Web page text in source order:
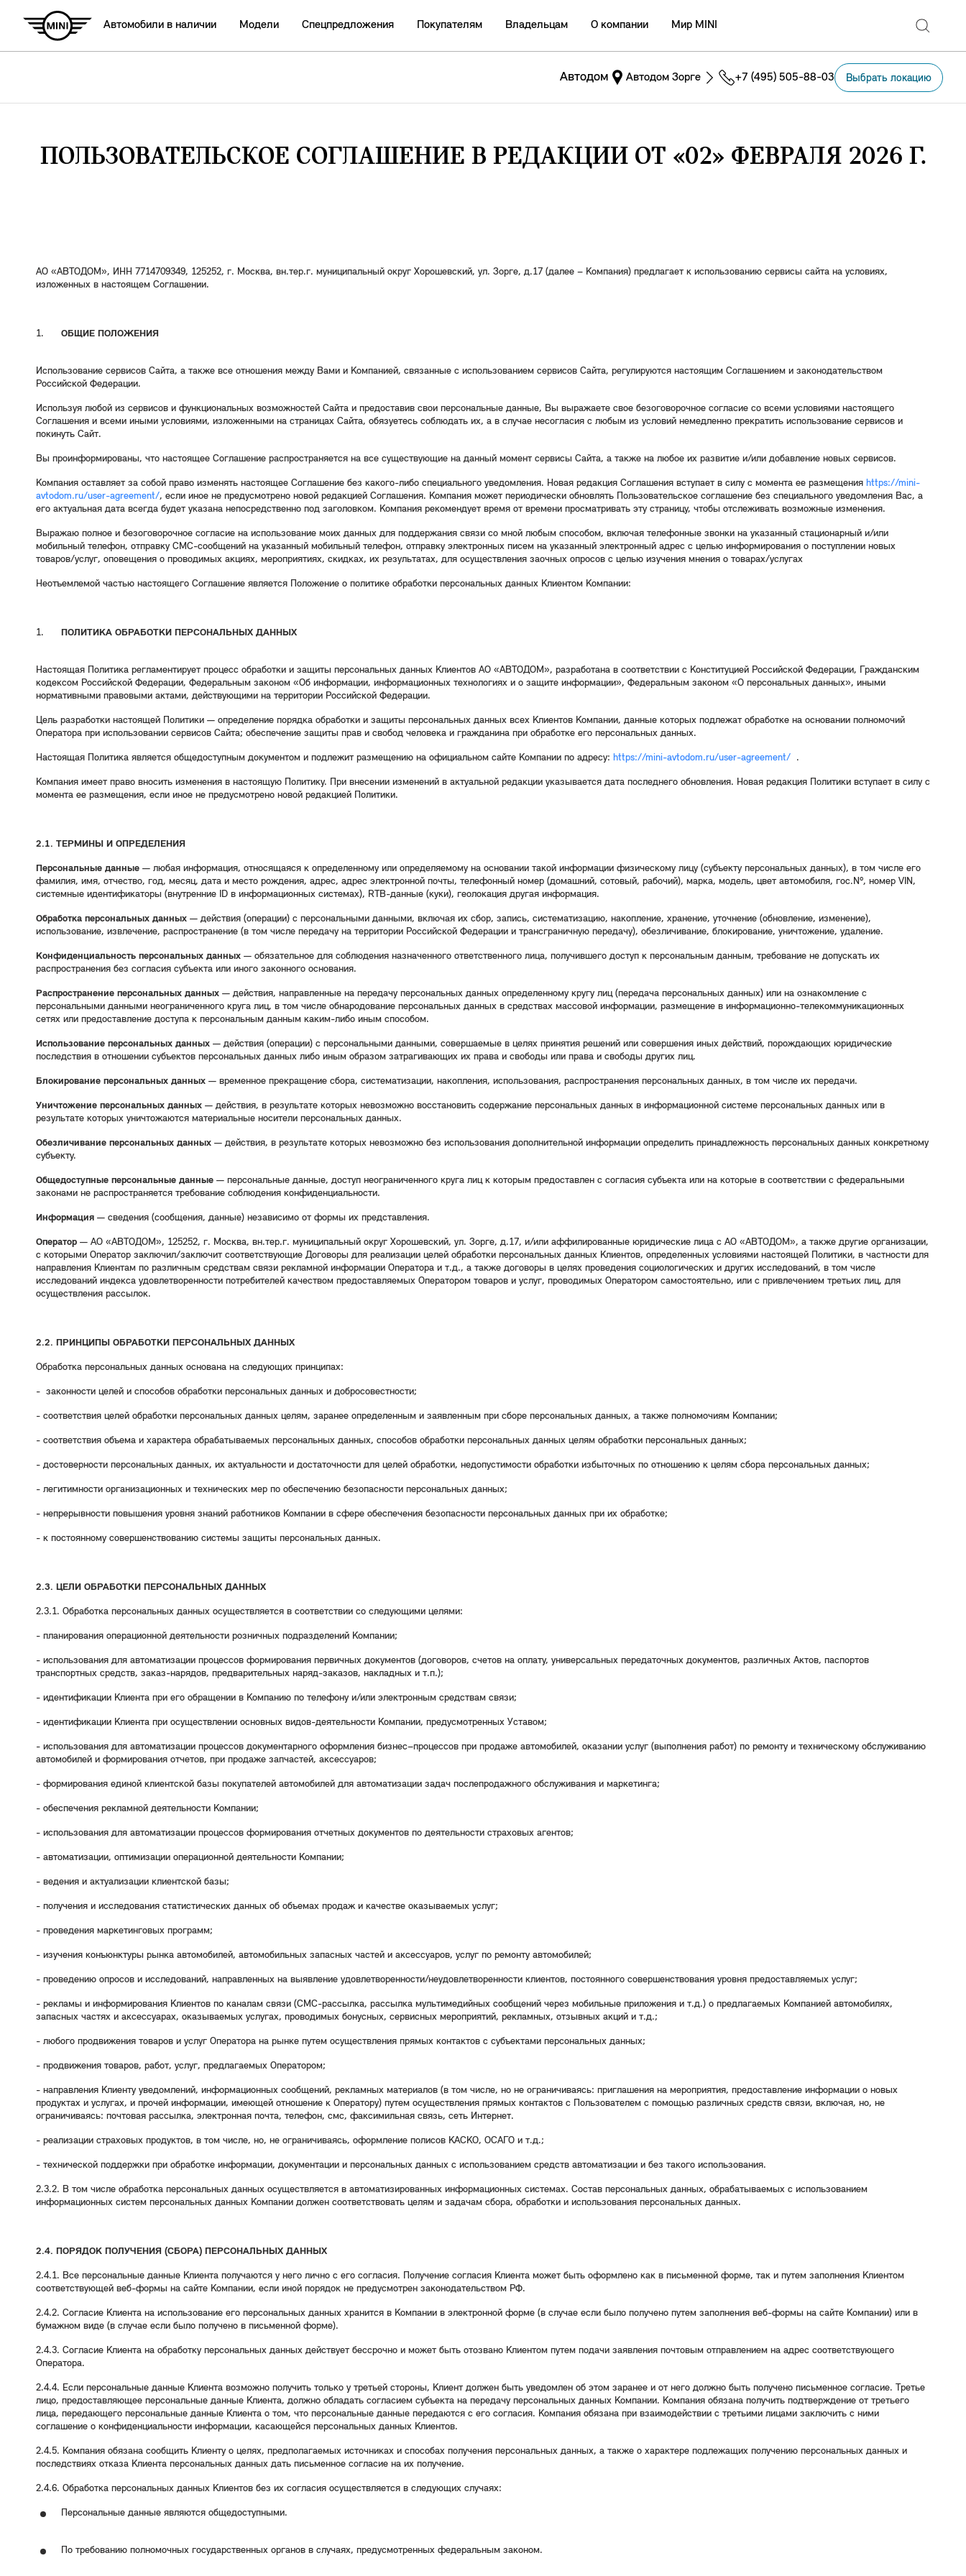
Автодом Выбрать локацию
Автодом Зорге +7 (495) 505-88-03
Автомобили в наличии Модели Спецпредложения Покупателям Владельцам О компании Мир MINI
ПОЛЬЗОВАТЕЛЬСКОЕ СОГЛАШЕНИЕ В РЕДАКЦИИ ОТ «02» ФЕВРАЛЯ 2026 Г.
АО «АВТОДОМ», ИНН 7714709349, 125252, г. Москва, вн.тер.г. муниципальный округ Хорошевский, ул. Зорге, д.17 (далее – Компания) предлагает к использованию сервисы сайта на условиях,
изложенных в настоящем Соглашении.
ОБЩИЕ ПОЛОЖЕНИЯ
Использование сервисов Сайта, а также все отношения между Вами и Компанией, связанные с использованием сервисов Сайта, регулируются настоящим Соглашением и законодательством
Российской Федерации.
Используя любой из сервисов и функциональных возможностей Сайта и предоставив свои персональные данные, Вы выражаете свое безоговорочное согласие со всеми условиями настоящего
Соглашения и всеми иными условиями, изложенными на страницах Сайта, обязуетесь соблюдать их, а в случае несогласия с любым из условий немедленно прекратить использование сервисов и
покинуть Сайт.
Вы проинформированы, что настоящее Соглашение распространяется на все существующие на данный момент сервисы Сайта, а также на любое их развитие и/или добавление новых сервисов.
Компания оставляет за собой право изменять настоящее Соглашение без какого-либо специального уведомления. Новая редакция Соглашения вступает в силу с момента ее размещения https://mini-
avtodom.ru/user-agreement/, если иное не предусмотрено новой редакцией Соглашения. Компания может периодически обновлять Пользовательское соглашение без специального уведомления Вас, а
его актуальная дата всегда будет указана непосредственно под заголовком. Компания рекомендует время от времени просматривать эту страницу, чтобы отслеживать возможные изменения.
Выражаю полное и безоговорочное согласие на использование моих данных для поддержания связи со мной любым способом, включая телефонные звонки на указанный стационарный и/или
мобильный телефон, отправку СМС-сообщений на указанный мобильный телефон, отправку электронных писем на указанный электронный адрес с целью информирования о поступлении новых
товаров/услуг, оповещения о проводимых акциях, мероприятиях, скидках, их результатах, для осуществления заочных опросов с целью изучения мнения о товарах/услугах
Неотъемлемой частью настоящего Соглашение является Положение о политике обработки персональных данных Клиентом Компании:
ПОЛИТИКА ОБРАБОТКИ ПЕРСОНАЛЬНЫХ ДАННЫХ
Настоящая Политика регламентирует процесс обработки и защиты персональных данных Клиентов АО «АВТОДОМ», разработана в соответствии с Конституцией Российской Федерации, Гражданским
кодексом Российской Федерации, Федеральным законом «Об информации, информационных технологиях и о защите информации», Федеральным законом «О персональных данных», иными
нормативными правовыми актами, действующими на территории Российской Федерации.
Цель разработки настоящей Политики — определение порядка обработки и защиты персональных данных всех Клиентов Компании, данные которых подлежат обработке на основании полномочий
Оператора при использовании сервисов Сайта; обеспечение защиты прав и свобод человека и гражданина при обработке его персональных данных.
Настоящая Политика является общедоступным документом и подлежит размещению на официальном сайте Компании по адресу: https://mini-avtodom.ru/user-agreement/ .
Компания имеет право вносить изменения в настоящую Политику. При внесении изменений в актуальной редакции указывается дата последнего обновления. Новая редакция Политики вступает в силу с
момента ее размещения, если иное не предусмотрено новой редакцией Политики.
2.1. ТЕРМИНЫ И ОПРЕДЕЛЕНИЯ
Персональные данные — любая информация, относящаяся к определенному или определяемому на основании такой информации физическому лицу (субъекту персональных данных), в том числе его
фамилия, имя, отчество, год, месяц, дата и место рождения, адрес, адрес электронной почты, телефонный номер (домашний, сотовый, рабочий), марка, модель, цвет автомобиля, гос.№, номер VIN,
системные идентификаторы (внутренние ID в информационных системах), RTB-данные (куки), геолокация другая информация.
Обработка персональных данных — действия (операции) с персональными данными, включая их сбор, запись, систематизацию, накопление, хранение, уточнение (обновление, изменение),
использование, извлечение, распространение (в том числе передачу на территории Российской Федерации и трансграничную передачу), обезличивание, блокирование, уничтожение, удаление.
Конфиденциальность персональных данных — обязательное для соблюдения назначенного ответственного лица, получившего доступ к персональным данным, требование не допускать их
распространения без согласия субъекта или иного законного основания.
Распространение персональных данных — действия, направленные на передачу персональных данных определенному кругу лиц (передача персональных данных) или на ознакомление с
персональными данными неограниченного круга лиц, в том числе обнародование персональных данных в средствах массовой информации, размещение в информационно-телекоммуникационных
сетях или предоставление доступа к персональным данным каким-либо иным способом.
Использование персональных данных — действия (операции) с персональными данными, совершаемые в целях принятия решений или совершения иных действий, порождающих юридические
последствия в отношении субъектов персональных данных либо иным образом затрагивающих их права и свободы или права и свободы других лиц.
Блокирование персональных данных — временное прекращение сбора, систематизации, накопления, использования, распространения персональных данных, в том числе их передачи.
Уничтожение персональных данных — действия, в результате которых невозможно восстановить содержание персональных данных в информационной системе персональных данных или в
результате которых уничтожаются материальные носители персональных данных.
Обезличивание персональных данных — действия, в результате которых невозможно без использования дополнительной информации определить принадлежность персональных данных конкретному
субъекту.
Общедоступные персональные данные — персональные данные, доступ неограниченного круга лиц к которым предоставлен с согласия субъекта или на которые в соответствии с федеральными
законами не распространяется требование соблюдения конфиденциальности.
Информация — сведения (сообщения, данные) независимо от формы их представления.
Оператор — АО «АВТОДОМ», 125252, г. Москва, вн.тер.г. муниципальный округ Хорошевский, ул. Зорге, д.17, и/или аффилированные юридические лица с АО «АВТОДОМ», а также другие организации,
с которыми Оператор заключил/заключит соответствующие Договоры для реализации целей обработки персональных данных Клиентов, определенных условиями настоящей Политики, в частности для
направления Клиентам по различным средствам связи рекламной информации Оператора и т.д., а также договоры в целях проведения социологических и других исследований, в том числе
исследований индекса удовлетворенности потребителей качеством предоставляемых Оператором товаров и услуг, проводимых Оператором самостоятельно, или с привлечением третьих лиц, для
осуществления рассылок.
2.2. ПРИНЦИПЫ ОБРАБОТКИ ПЕРСОНАЛЬНЫХ ДАННЫХ
Обработка персональных данных основана на следующих принципах:
- законности целей и способов обработки персональных данных и добросовестности;
- соответствия целей обработки персональных данных целям, заранее определенным и заявленным при сборе персональных данных, а также полномочиям Компании;
- соответствия объема и характера обрабатываемых персональных данных, способов обработки персональных данных целям обработки персональных данных;
- достоверности персональных данных, их актуальности и достаточности для целей обработки, недопустимости обработки избыточных по отношению к целям сбора персональных данных;
- легитимности организационных и технических мер по обеспечению безопасности персональных данных;
- непрерывности повышения уровня знаний работников Компании в сфере обеспечения безопасности персональных данных при их обработке;
- к постоянному совершенствованию системы защиты персональных данных.
2.3. ЦЕЛИ ОБРАБОТКИ ПЕРСОНАЛЬНЫХ ДАННЫХ
2.3.1. Обработка персональных данных осуществляется в соответствии со следующими целями:
- планирования операционной деятельности розничных подразделений Компании;
- использования для автоматизации процессов формирования первичных документов (договоров, счетов на оплату, универсальных передаточных документов, различных Актов, паспортов
транспортных средств, заказ-нарядов, предварительных наряд-заказов, накладных и т.п.);
- идентификации Клиента при его обращении в Компанию по телефону и/или электронным средствам связи;
- идентификации Клиента при осуществлении основных видов-деятельности Компании, предусмотренных Уставом;
- использования для автоматизации процессов документарного оформления бизнес–процессов при продаже автомобилей, оказании услуг (выполнения работ) по ремонту и техническому обслуживанию
автомобилей и формирования отчетов, при продаже запчастей, аксессуаров;
- формирования единой клиентской базы покупателей автомобилей для автоматизации задач послепродажного обслуживания и маркетинга;
- обеспечения рекламной деятельности Компании;
- использования для автоматизации процессов формирования отчетных документов по деятельности страховых агентов;
- автоматизации, оптимизации операционной деятельности Компании;
- ведения и актуализации клиентской базы;
- получения и исследования статистических данных об объемах продаж и качестве оказываемых услуг;
- проведения маркетинговых программ;
- изучения конъюнктуры рынка автомобилей, автомобильных запасных частей и аксессуаров, услуг по ремонту автомобилей;
- проведению опросов и исследований, направленных на выявление удовлетворенности/неудовлетворенности клиентов, постоянного совершенствования уровня предоставляемых услуг;
- рекламы и информирования Клиентов по каналам связи (СМС-рассылка, рассылка мультимедийных сообщений через мобильные приложения и т.д.) о предлагаемых Компанией автомобилях,
запасных частях и аксессуарах, оказываемых услугах, проводимых бонусных, сервисных мероприятий, рекламных, отзывных акций и т.д.;
- любого продвижения товаров и услуг Оператора на рынке путем осуществления прямых контактов с субъектами персональных данных;
- продвижения товаров, работ, услуг, предлагаемых Оператором;
- направления Клиенту уведомлений, информационных сообщений, рекламных материалов (в том числе, но не ограничиваясь: приглашения на мероприятия, предоставление информации о новых
продуктах и услугах, и прочей информации, имеющей отношение к Оператору) путем осуществления прямых контактов с Пользователем с помощью различных средств связи, включая, но, не
ограничиваясь: почтовая рассылка, электронная почта, телефон, смс, факсимильная связь, сеть Интернет.
- реализации страховых продуктов, в том числе, но, не ограничиваясь, оформление полисов КАСКО, ОСАГО и т.д.;
- технической поддержки при обработке информации, документации и персональных данных с использованием средств автоматизации и без такого использования.
2.3.2. В том числе обработка персональных данных осуществляется в автоматизированных информационных системах. Состав персональных данных, обрабатываемых с использованием
информационных систем персональных данных Компании должен соответствовать целям и задачам сбора, обработки и использования персональных данных.
2.4. ПОРЯДОК ПОЛУЧЕНИЯ (СБОРА) ПЕРСОНАЛЬНЫХ ДАННЫХ
2.4.1. Все персональные данные Клиента получаются у него лично с его согласия. Получение согласия Клиента может быть оформлено как в письменной форме, так и путем заполнения Клиентом
соответствующей веб-формы на сайте Компании, если иной порядок не предусмотрен законодательством РФ.
2.4.2. Согласие Клиента на использование его персональных данных хранится в Компании в электронной форме (в случае если было получено путем заполнения веб-формы на сайте Компании) или в
бумажном виде (в случае если было получено в письменной форме).
2.4.3. Согласие Клиента на обработку персональных данных действует бессрочно и может быть отозвано Клиентом путем подачи заявления почтовым отправлением на адрес соответствующего
Оператора.
2.4.4. Если персональные данные Клиента возможно получить только у третьей стороны, Клиент должен быть уведомлен об этом заранее и от него должно быть получено письменное согласие. Третье
лицо, предоставляющее персональные данные Клиента, должно обладать согласием субъекта на передачу персональных данных Компании. Компания обязана получить подтверждение от третьего
лица, передающего персональные данные Клиента о том, что персональные данные передаются с его согласия. Компания обязана при взаимодействии с третьими лицами заключить с ними
соглашение о конфиденциальности информации, касающейся персональных данных Клиентов.
2.4.5. Компания обязана сообщить Клиенту о целях, предполагаемых источниках и способах получения персональных данных, а также о характере подлежащих получению персональных данных и
последствиях отказа Клиента персональных данных дать письменное согласие на их получение.
2.4.6. Обработка персональных данных Клиентов без их согласия осуществляется в следующих случаях:
Персональные данные являются общедоступными.
По требованию полномочных государственных органов в случаях, предусмотренных федеральным законом.